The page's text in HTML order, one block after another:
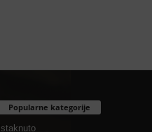
Popularne kategorije
Istaknuto